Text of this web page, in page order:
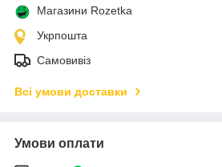
Магазини Rozetka
Укрпошта
Самовивіз
Всі умови доставки
Умови оплати